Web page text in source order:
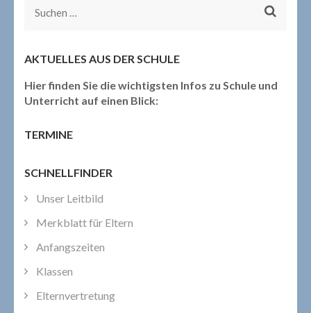
Suchen
AKTUELLES AUS DER SCHULE
Hier finden Sie die wichtigsten Infos zu Schule und
Unterricht auf einen Blick:
TERMINE
SCHNELLFINDER
Unser Leitbild
Merkblatt für Eltern
Anfangszeiten
Klassen
Elternvertretung